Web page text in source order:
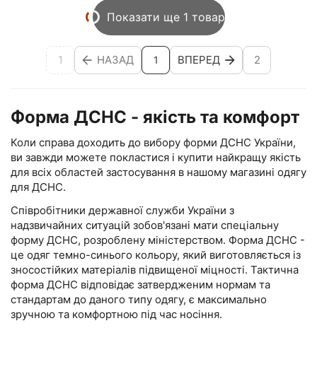
Показати ще 1 товар
1 НАЗАД 1 ВПЕРЕД 2
Форма ДСНС - якість та комфорт
Коли справа доходить до вибору форми ДСНС України,
ви завжди можете покластися і купити найкращу якість
для всіх областей застосування в нашому магазині одягу
для ДСНС.
Співробітники державної служби України з
надзвичайних ситуацій зобов'язані мати спеціальну
форму ДСНС, розроблену міністерством. Форма ДСНС -
це одяг темно-синього кольору, який виготовляється із
зносостійких матеріалів підвищеної міцності. Тактична
форма ДСНС відповідає затвердженим нормам та
стандартам до даного типу одягу, є максимально
зручною та комфортною під час носіння.